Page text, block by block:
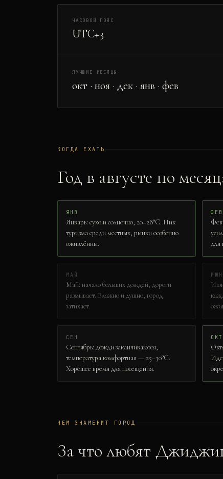
ЧАСОВОЙ ПОЯС
UTC+3
ЛУЧШИЕ МЕСЯЦЫ
окт · ноя · дек · янв · фев
КОГДА ЕХАТЬ
Год в августе по
ЯНВ
Январь: сухо и солнечно, 20–28°C. Пик
туризма среди местных, рынки особенно
оживлённы.
ФЕВ
для
МАЙ
Май: начало больших дождей, дороги
размывает. Влажно и душно, город
затихает.
ИЮН
СЕН
Сентябрь: дожди заканчиваются,
температура комфортная — 25–30°C.
Хорошее время для посещения.
ОКТ
ЧЕМ ЗНАМЕНИТ ГОРОД
За что любят